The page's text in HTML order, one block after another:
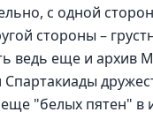
с одной
стороны –
ведь еще и архив
"белых пятен" в